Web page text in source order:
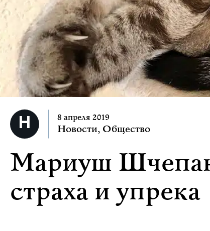
8 апреля 2019
Новости, Общество
Мариуш
страха и упрека